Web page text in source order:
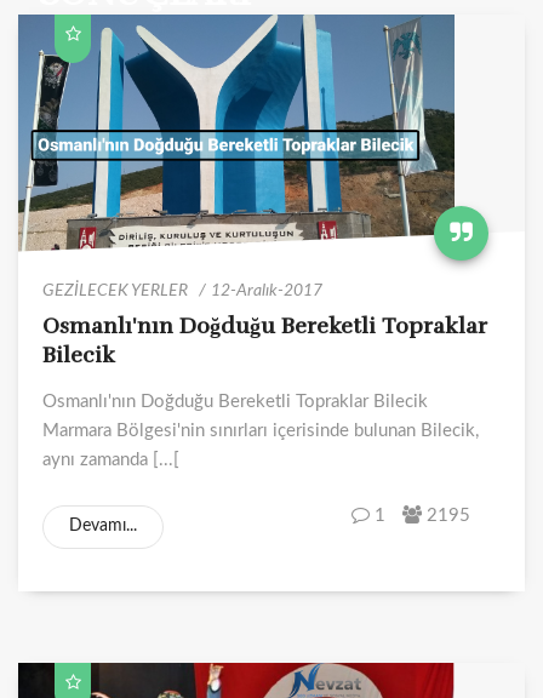
GEZİLECEK YERLER 12-Aralık-2017
Osmanlı'nın Doğduğu Bereketli Topraklar
Bilecik
Osmanlı'nın Doğduğu Bereketli Topraklar Bilecik
Marmara Bölgesi'nin sınırları içerisinde bulunan Bilecik,
aynı zamanda [...[
Devamı...
1 2195